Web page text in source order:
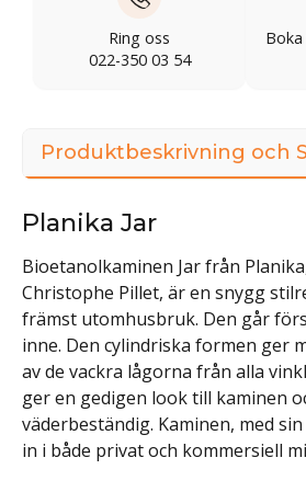
Ring oss
022-350 03 54
Produktbeskrivning och
Planika Jar
Bioetanolkaminen Jar från
Christophe Pillet, är en snygg
främst utomhusbruk. Den går
inne. Den cylindriska formen ger
av de vackra lågorna från alla
ger en gedigen look till kaminen
väderbeständig. Kaminen, med
in i både privat och kommersiell